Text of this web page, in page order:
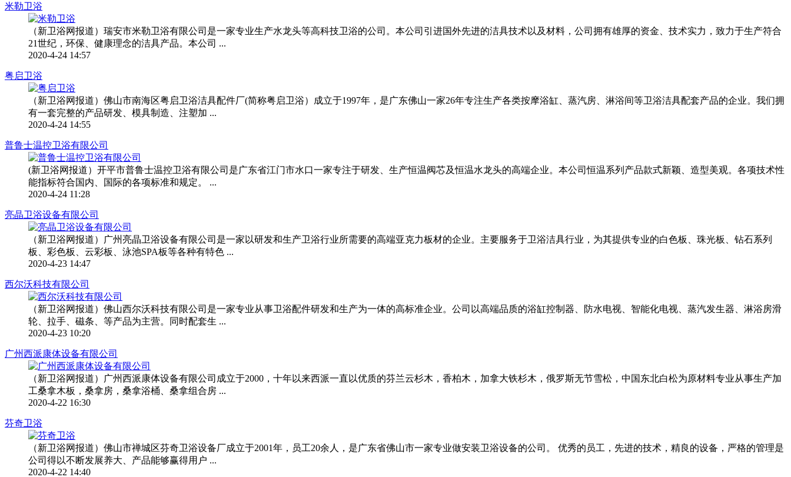
米勒卫浴
（新卫浴网报道）瑞安市米勒卫浴有限公司是一家专业生产水龙头等高科技卫浴的公司。本公司引进国外先进的洁具技术以及材料，公司拥有雄厚的资金、技术实力，致力于生产符合
21世纪，环保、健康理念的洁具产品。本公司 ...
2020-4-24 14:57
粤启卫浴
（新卫浴网报道）佛山市南海区粤启卫浴洁具配件厂(简称粤启卫浴）成立于1997年，是广东佛山一家26年专注生产各类按摩浴缸、蒸汽房、淋浴间等卫浴洁具配套产品的企业。我们拥
有一套完整的产品研发、模具制造、注塑加 ...
2020-4-24 14:55
普鲁士温控卫浴有限公司
(新卫浴网报道）开平市普鲁士温控卫浴有限公司是广东省江门市水口一家专注于研发、生产恒温阀芯及恒温水龙头的高端企业。本公司恒温系列产品款式新颖、造型美观。各项技术性
能指标符合国内、国际的各项标准和规定。 ...
2020-4-24 11:28
亮晶卫浴设备有限公司
（新卫浴网报道）广州亮晶卫浴设备有限公司是一家以研发和生产卫浴行业所需要的高端亚克力板材的企业。主要服务于卫浴洁具行业，为其提供专业的白色板、珠光板、钻石系列
板、彩色板、云彩板、泳池SPA板等各种有特色 ...
2020-4-23 14:47
西尔沃科技有限公司
（新卫浴网报道）佛山西尔沃科技有限公司是一家专业从事卫浴配件研发和生产为一体的高标准企业。公司以高端品质的浴缸控制器、防水电视、智能化电视、蒸汽发生器、淋浴房滑
轮、拉手、磁条、等产品为主营。同时配套生 ...
2020-4-23 10:20
广州西派康体设备有限公司
（新卫浴网报道）广州西派康体设备有限公司成立于2000，十年以来西派一直以优质的芬兰云杉木，香柏木，加拿大铁杉木，俄罗斯无节雪松，中国东北白松为原材料专业从事生产加
工桑拿木板，桑拿房，桑拿浴桶、桑拿组合房 ...
2020-4-22 16:30
芬奇卫浴
（新卫浴网报道）佛山市禅城区芬奇卫浴设备厂成立于2001年，员工20余人，是广东省佛山市一家专业做安装卫浴设备的公司。 优秀的员工，先进的技术，精良的设备，严格的管理是
公司得以不断发展养大、产品能够赢得用户 ...
2020-4-22 14:40